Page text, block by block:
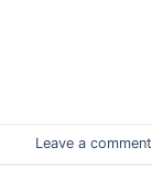
Leave a comment